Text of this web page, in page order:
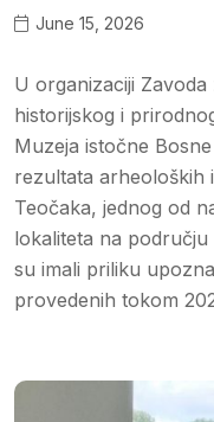
June 15, 2026
U organizaciji
historijskog i
Muzeja istočne
rezultata arheoloških
Teočaka, jednog od
lokaliteta na
su imali priliku
provedenih tokom